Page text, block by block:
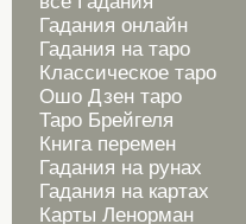
Гадания онлайн
Гадания на таро
Классическое таро
Ошо Дзен таро
Таро Брейгеля
Книга перемен
Гадания на рунах
Гадания на картах
Карты Ленорман